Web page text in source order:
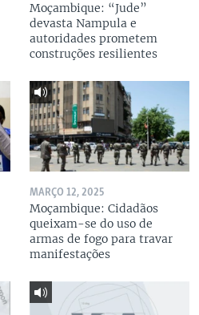
Moçambique: “Jude”
devasta Nampula e
autoridades prometem
construções resilientes
MARÇO 12, 2025
Moçambique: Cidadãos
queixam-se do uso de
armas de fogo para travar
manifestações